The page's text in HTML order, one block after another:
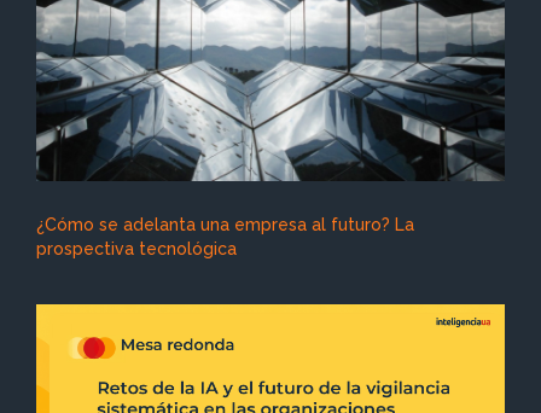
¿Cómo se adelanta una empresa al futuro? La
prospectiva tecnológica